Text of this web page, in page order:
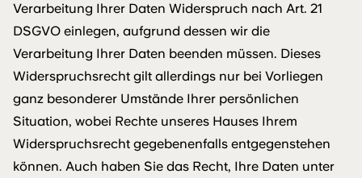
Verarbeitung Ihrer Daten Widerspruch nach Art. 21
DSGVO einlegen, aufgrund dessen wir die
Verarbeitung Ihrer Daten beenden müssen. Dieses
Widerspruchsrecht gilt allerdings nur bei Vorliegen
ganz besonderer Umstände Ihrer persönlichen
Situation, wobei Rechte unseres Hauses Ihrem
Widerspruchsrecht gegebenenfalls entgegenstehen
können. Auch haben Sie das Recht, Ihre Daten unter